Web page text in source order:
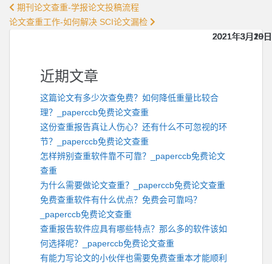
期刊论文查重-学报论文投稿流程
论文查重工作-如何解决 SCI论文漏检
近期文章
这篇论文有多少次查免费？如何降低重量比较合
理？_paperccb免费论文查重
2021年3月20日
这份查重报告真让人伤心？还有什么不可忽视的环
节？_paperccb免费论文查重
2021年3月20日
怎样辨别查重软件靠不可靠？_paperccb免费论文
查重
2021年3月20日
为什么需要做论文查重？_paperccb免费论文查重
2021年3月20日
免费查重软件有什么优点？免费会可靠吗？
_paperccb免费论文查重
2021年3月20日
查重报告软件应具有哪些特点？那么多的软件该如
何选择呢？_paperccb免费论文查重
2021年3月19日
有能力写论文的小伙伴也需要免费查重本才能顺利
2021年3月19日
2021年3月19日
2021年3月19日
2021年3月19日